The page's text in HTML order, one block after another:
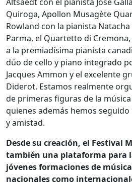
Quiroga, Apollon Musagète
Rowland con la pianista
Parma, el Quartetto di
a la premiadísima pianista
dúo de cello y piano integrado
Jacques Ammon y el excelente
Diderot. Estamos realmente
de primeras figuras de la
quienes además hemos
y amistad.
Desde su creación, el Festival
también una plataforma para
jóvenes formaciones de
nacionales como